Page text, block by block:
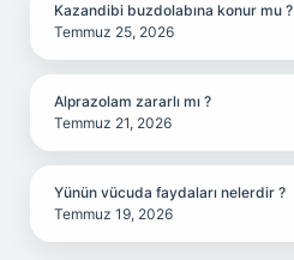
Kazandibi buzdolabına konur mu ?
Temmuz 25, 2026
Alprazolam zararlı mı ?
Temmuz 21, 2026
Yünün vücuda faydaları nelerdir ?
Temmuz 19, 2026